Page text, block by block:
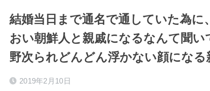
結婚当日まで通名で通していた為に
おい朝鮮人と親戚になるなんて聞い
野次られどんどん浮かない顔になる
2019年2月10日